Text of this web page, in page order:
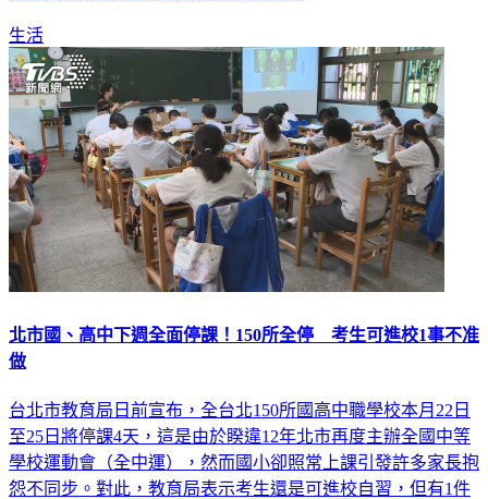
生活
北市國、高中下週全面停課！150所全停 考生可進校1事不准
做
台北市教育局日前宣布，全台北150所國高中職學校本月22日
至25日將停課4天，這是由於睽違12年北市再度主辦全國中等
學校運動會（全中運），然而國小卻照常上課引發許多家長抱
怨不同步。對此，教育局表示考生還是可進校自習，但有1件